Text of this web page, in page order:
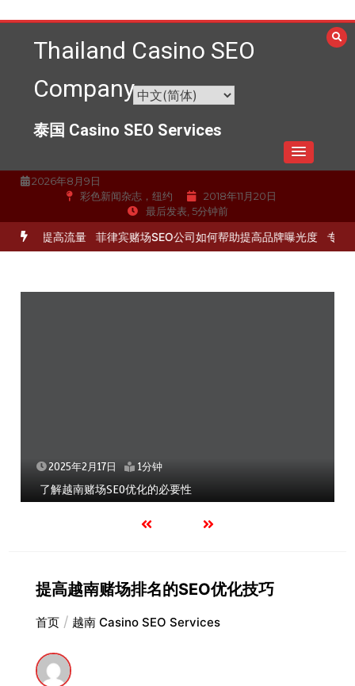
至
Thailand Casino SEO
Company
泰国 Casino SEO Services
2026年8月9日
彩色新闻杂志，纽约
2018年11月20日
最后发表, 5分钟前
务提高流量 菲律宾赌场SEO公司如何帮助提高品牌曝光度 专业的
2025年2月17日 1分钟
了解越南赌场SEO优化的必要性
提高越南赌场排名的SEO优化技巧
首页 越南 Casino SEO Services